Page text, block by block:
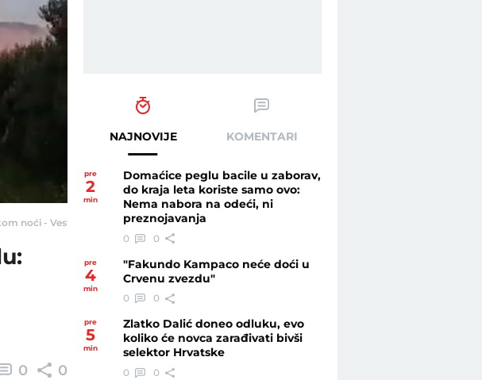
noći - Vesti - Telegraf.rs
0 0
NAJNOVIJE KOMENTARI
pre
2
min
Domaćice peglu bacile u zaborav,
do kraja leta koriste samo ovo:
Nema nabora na odeći, ni
preznojavanja
0 0
pre
4
min
"Fakundo Kampaco neće doći u
Crvenu zvezdu"
0 0
pre
5
min
Zlatko Dalić doneo odluku, evo
koliko će novca zarađivati bivši
selektor Hrvatske
0 0